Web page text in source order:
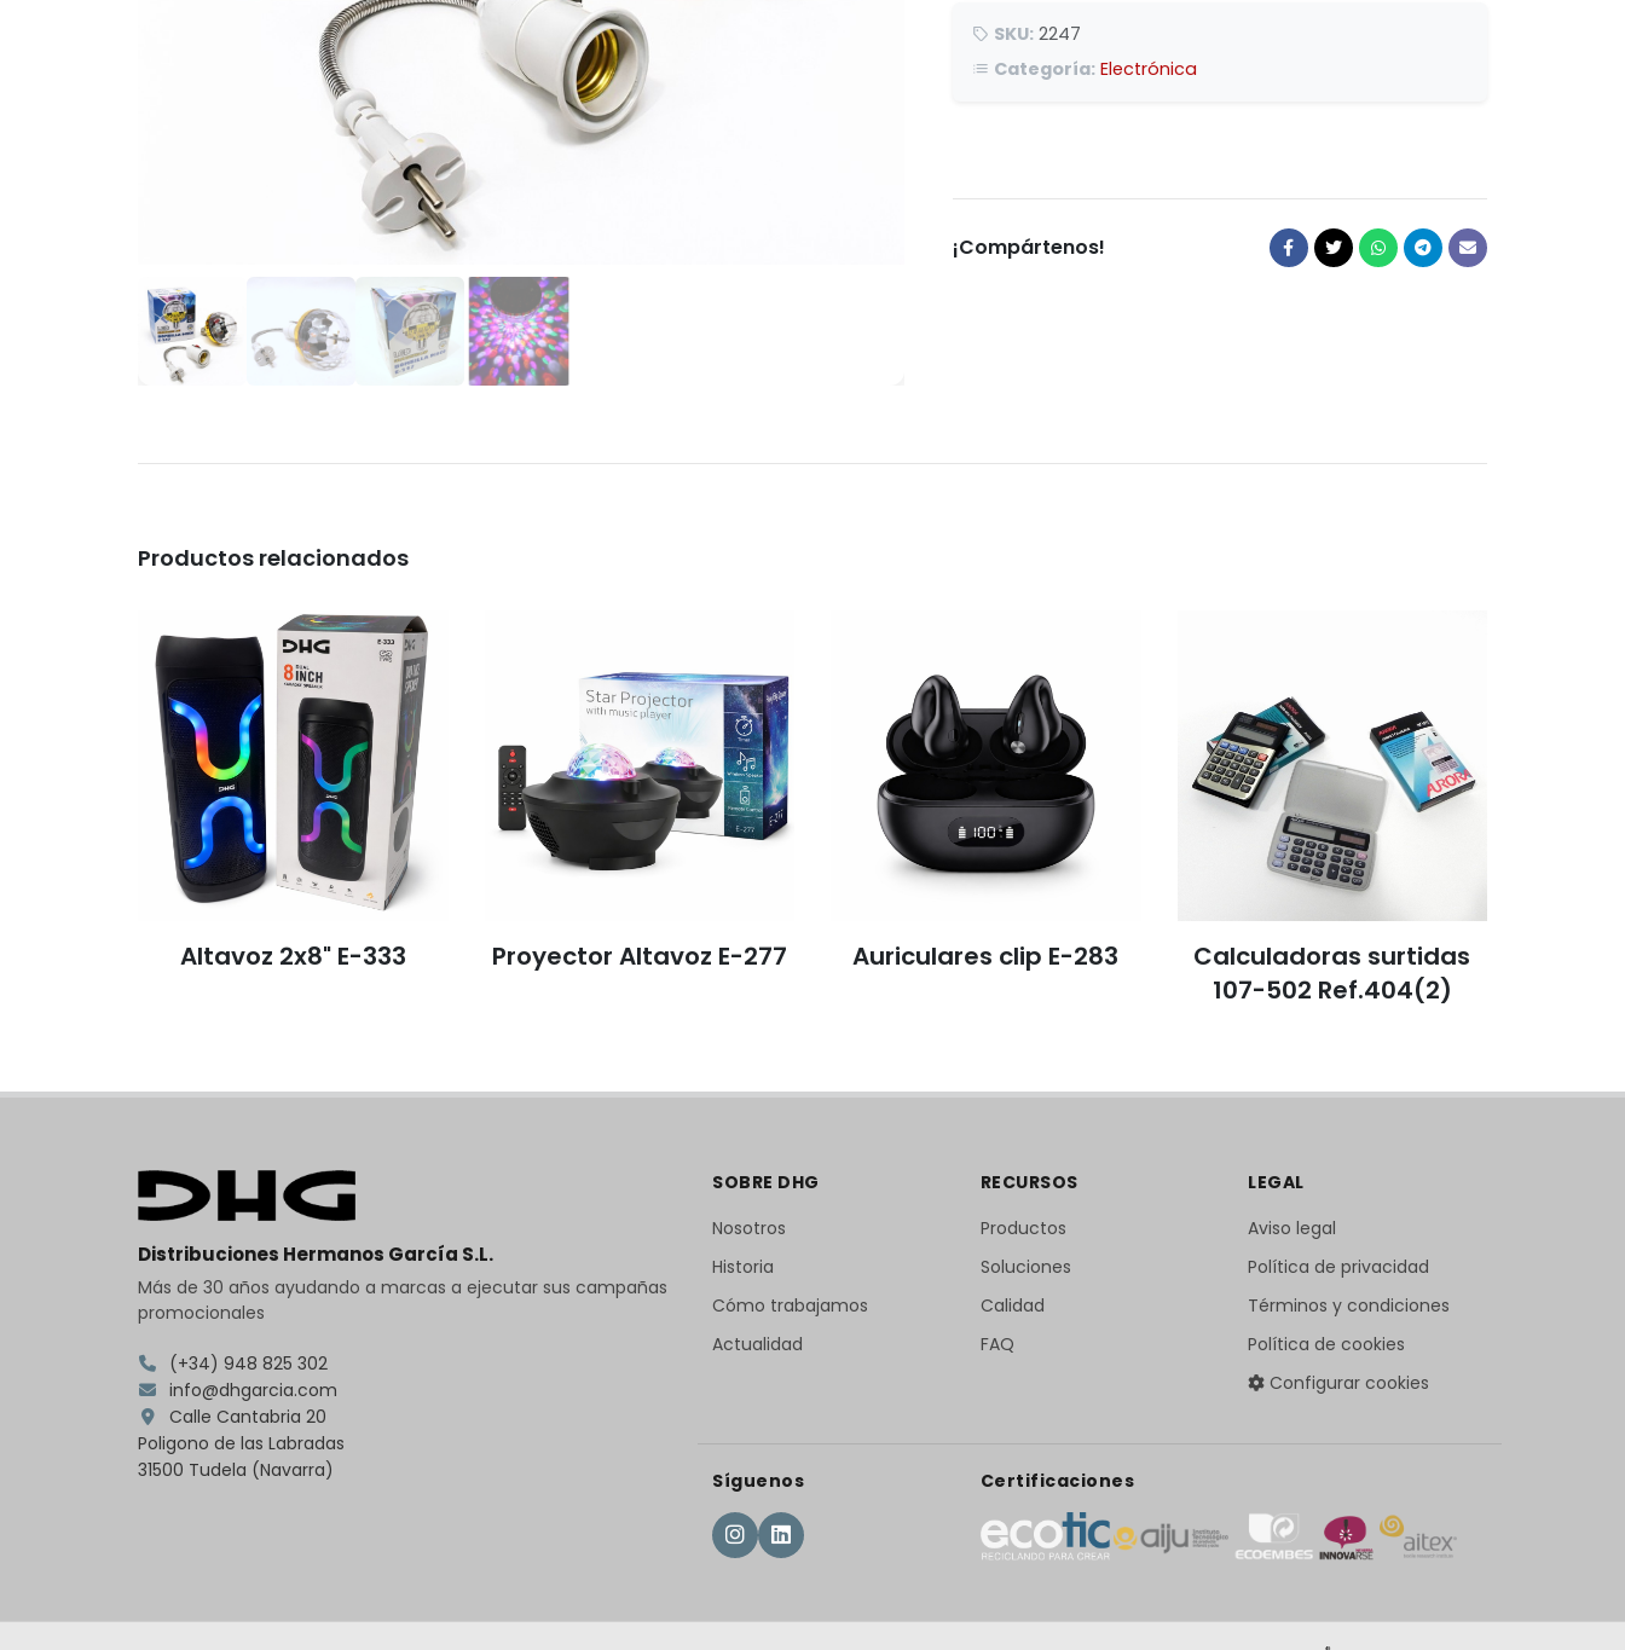
SKU: 2247
Categoría: Electrónica
¡Compártenos!
Productos relacionados
Altavoz 2x8" E-333 Proyector Altavoz E-277 Auriculares clip E-283
Calculadoras surtidas
107-502 Ref.404(2)
Distribuciones Hermanos García S.L.
Más de 30 años ayudando a marcas a ejecutar sus campañas
promocionales
(+34) 948 825 302
info@dhgarcia.com
Calle Cantabria 20
Poligono de las Labradas
31500 Tudela (Navarra)
SOBRE DHG
Nosotros
Historia
Cómo trabajamos
Actualidad
RECURSOS
Productos
Soluciones
Calidad
FAQ
LEGAL
Aviso legal
Política de privacidad
Términos y condiciones
Política de cookies
Configurar cookies
Síguenos Certificaciones